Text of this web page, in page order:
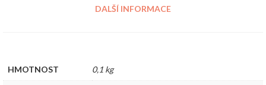
DALŠÍ INFORMACE
HMOTNOST 0,1 kg